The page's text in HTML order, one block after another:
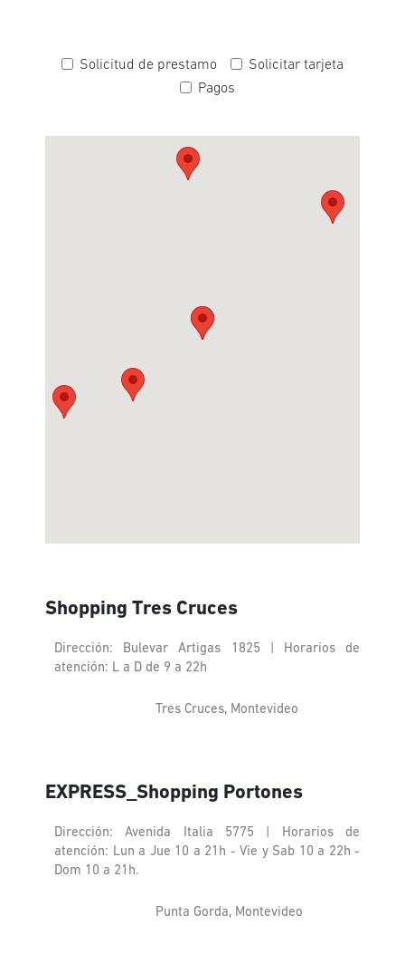
Solicitud de prestamo
Solicitar tarjeta
Pagos
Shopping Tres Cruces
Dirección: Bulevar Artigas 1825 | Horarios de
atención: L a D de 9 a 22h
Tres Cruces, Montevideo
EXPRESS_Shopping Portones
Dirección: Avenida Italia 5775 | Horarios de
atención: Lun a Jue 10 a 21h - Vie y Sab 10 a 22h -
Dom 10 a 21h.
Punta Gorda, Montevideo